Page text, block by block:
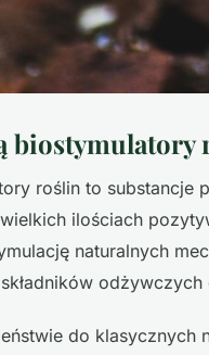
biostymulatory
roślin to substancje
ilościach
naturalnych
do klasycznych